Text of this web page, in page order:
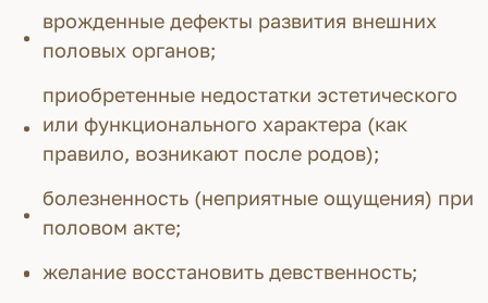
врожденные дефекты развития внешних
половых органов;
приобретенные недостатки эстетического
или функционального характера (как
правило, возникают после родов);
болезненность (неприятные ощущения) при
половом акте;
желание восстановить девственность;